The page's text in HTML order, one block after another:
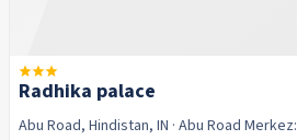
Radhika palace
Abu Road, Hindistan, IN · Abu Road Merkez: